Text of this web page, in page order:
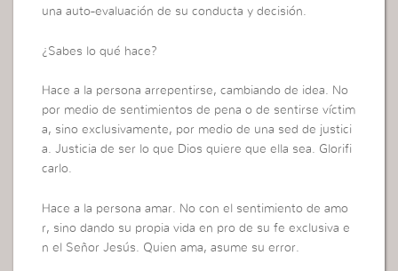
una auto-evaluación de su conducta y decisión.
¿Sabes lo qué hace?
Hace a la persona arrepentirse, cambiando de idea. No
por medio de sentimientos de pena o de sentirse víctim
a, sino exclusivamente, por medio de una sed de justici
a. Justicia de ser lo que Dios quiere que ella sea. Glorifi
carlo.
Hace a la persona amar. No con el sentimiento de amo
r, sino dando su propia vida en pro de su fe exclusiva e
n el Señor Jesús. Quien ama, asume su error.